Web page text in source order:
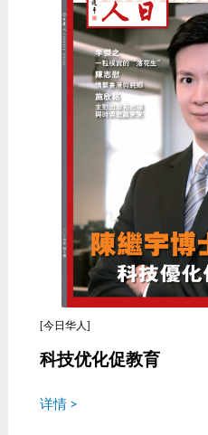
[今日华人]
科技优化促教育
详情 >